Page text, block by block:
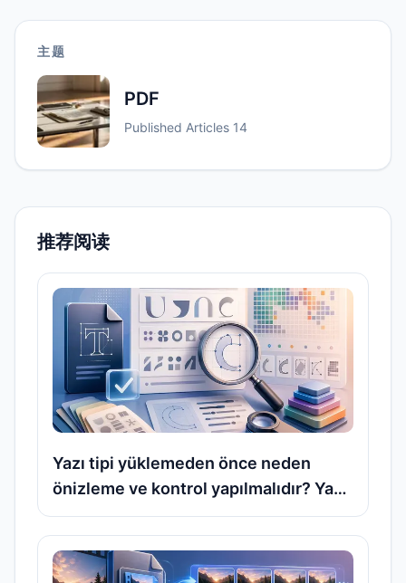
主题
PDF
Published Articles 14
推荐阅读
Yazı tipi yüklemeden önce neden
önizleme ve kontrol yapılmalıdır? Yazı
tipi dosyasında nelere dikkat
edilmelidir